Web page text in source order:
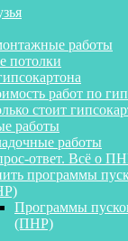
работы
потолки
работ по
стоит
работы
работы
ответ. Всё о
программы
Программы
(ПНР)